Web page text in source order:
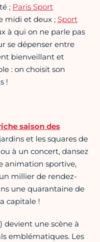
; Paris Sport
midi et deux ; Sport
à qui on ne parle pas
se dépenser entre
bienveillant et
: on choisit son
!
saison des
et les squares de
à un concert, dansez
animation sportive,
millier de rendez-
une quarantaine de
capitale !
) devient une scène à
emblématiques. Les